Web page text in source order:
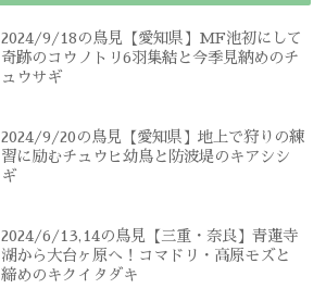
2024/9/18の鳥見【愛知県】MF池初にして
奇跡のコウノトリ6羽集結と今季見納めのチ
ュウサギ
2024/9/20の鳥見【愛知県】地上で狩りの練
習に励むチュウヒ幼鳥と防波堤のキアシシ
ギ
2024/6/13,14の鳥見【三重・奈良】青蓮寺
湖から大台ヶ原へ！コマドリ・高原モズと
締めのキクイタダキ